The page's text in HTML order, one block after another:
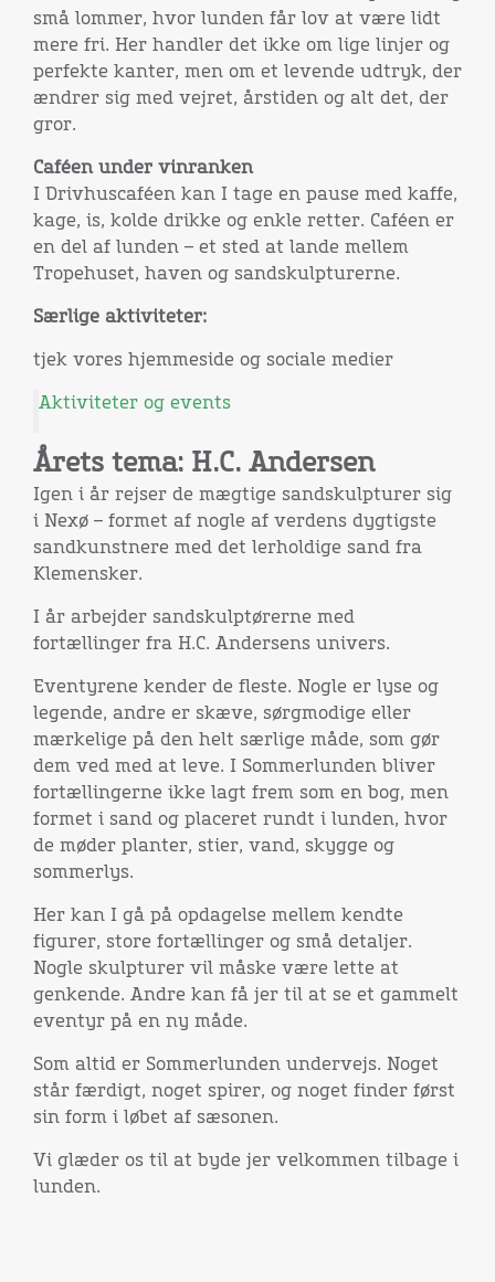
små lommer, hvor lunden får lov at være lidt
mere fri. Her handler det ikke om lige linjer og
perfekte kanter, men om et levende udtryk, der
ændrer sig med vejret, årstiden og alt det, der
gror.
Caféen under vinranken
I Drivhuscaféen kan I tage en pause med kaffe,
kage, is, kolde drikke og enkle retter. Caféen er
en del af lunden – et sted at lande mellem
Tropehuset, haven og sandskulpturerne.
Særlige aktiviteter:
tjek vores hjemmeside og sociale medier
Aktiviteter og events
Årets tema: H.C. Andersen
Igen i år rejser de mægtige sandskulpturer sig
i Nexø – formet af nogle af verdens dygtigste
sandkunstnere med det lerholdige sand fra
Klemensker.
I år arbejder sandskulptørerne med
fortællinger fra H.C. Andersens univers.
Eventyrene kender de fleste. Nogle er lyse og
legende, andre er skæve, sørgmodige eller
mærkelige på den helt særlige måde, som gør
dem ved med at leve. I Sommerlunden bliver
fortællingerne ikke lagt frem som en bog, men
formet i sand og placeret rundt i lunden, hvor
de møder planter, stier, vand, skygge og
sommerlys.
Her kan I gå på opdagelse mellem kendte
figurer, store fortællinger og små detaljer.
Nogle skulpturer vil måske være lette at
genkende. Andre kan få jer til at se et gammelt
eventyr på en ny måde.
Som altid er Sommerlunden undervejs. Noget
står færdigt, noget spirer, og noget finder først
sin form i løbet af sæsonen.
Vi glæder os til at byde jer velkommen tilbage i
lunden.